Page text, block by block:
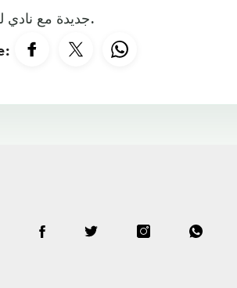
جديدة مع نادي لوريان، من أجل استعادة أمجاده الضائعة.